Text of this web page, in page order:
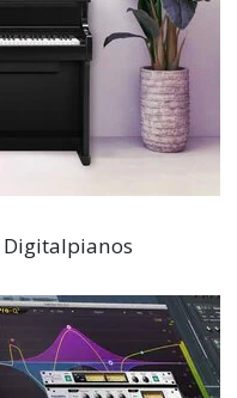
Digitalpianos